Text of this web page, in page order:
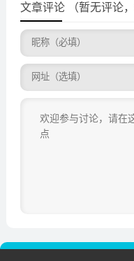
文章评论 （暂无评论，